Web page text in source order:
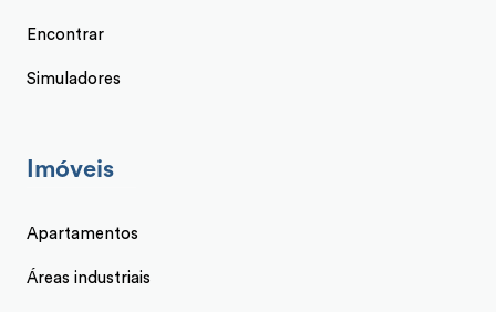
Encontrar
Simuladores
Imóveis
Apartamentos
Áreas industriais